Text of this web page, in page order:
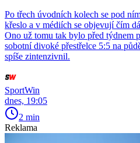
Po třech úvodních kolech se pod
křeslo a v médiích se objevují čím
Ono už tomu tak bylo před týdnem
sobotní divoké přestřelce 5:5 na
spíše zintenzivnil.
SportWin
dnes, 19:05
2 min
Reklama